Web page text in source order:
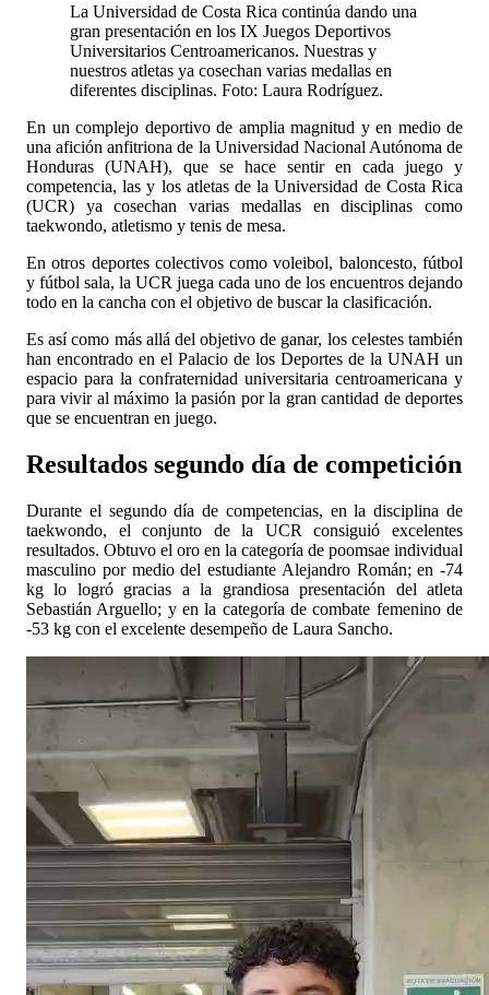
La Universidad de Costa Rica continúa dando una
gran presentación en los IX Juegos Deportivos
Universitarios Centroamericanos. Nuestras y
nuestros atletas ya cosechan varias medallas en
diferentes disciplinas. Foto: Laura Rodríguez.
En un complejo deportivo de amplia magnitud y en medio de
una afición anfitriona de la Universidad Nacional Autónoma de
Honduras (UNAH), que se hace sentir en cada juego y
competencia, las y los atletas de la Universidad de Costa Rica
(UCR) ya cosechan varias medallas en disciplinas como
taekwondo, atletismo y tenis de mesa.
En otros deportes colectivos como voleibol, baloncesto, fútbol
y fútbol sala, la UCR juega cada uno de los encuentros dejando
todo en la cancha con el objetivo de buscar la clasificación.
Es así como más allá del objetivo de ganar, los celestes también
han encontrado en el Palacio de los Deportes de la UNAH un
espacio para la confraternidad universitaria centroamericana y
para vivir al máximo la pasión por la gran cantidad de deportes
que se encuentran en juego.
Resultados segundo día de competición
Durante el segundo día de competencias, en la disciplina de
taekwondo, el conjunto de la UCR consiguió excelentes
resultados. Obtuvo el oro en la categoría de poomsae individual
masculino por medio del estudiante Alejandro Román; en -74
kg lo logró gracias a la grandiosa presentación del atleta
Sebastián Arguello; y en la categoría de combate femenino de
-53 kg con el excelente desempeño de Laura Sancho.